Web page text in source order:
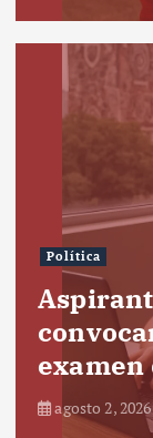
Política
agosto 2, 2026